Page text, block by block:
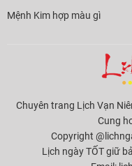
Mệnh Kim hợp màu gì
Chuyên trang Lịch Vạn
Cung
Copyright
Lịch ngày TỐT giữ